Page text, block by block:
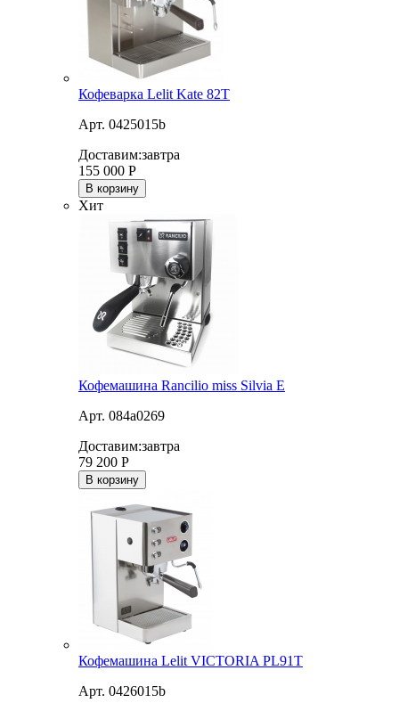
Кофеварка Lelit Kate 82T
Арт. 0425015b
Доставим:завтра
155 000 Р
В корзину
Хит
Кофемашина Rancilio miss Silvia E
Арт. 084a0269
Доставим:завтра
79 200 Р
В корзину
Кофемашина Lelit VICTORIA PL91T
Арт. 0426015b